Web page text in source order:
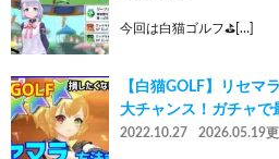
今回は白猫ゴルフ⛳️[…]
【白猫GOLF】リセマ
大チャンス！ガチャで
2022.10.27 2026.05.19